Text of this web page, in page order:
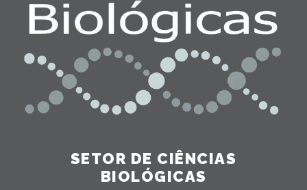
SETOR DE CIÊNCIAS
BIOLÓGICAS